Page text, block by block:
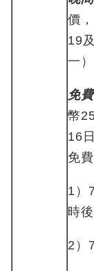
價
19
一
免
幣
16
免
1）
時後
2）